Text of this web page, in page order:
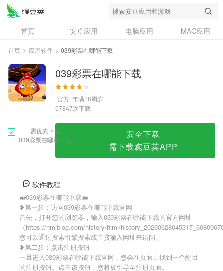
039彩票在哪能下载
首页 安卓应用 电脑应用
MAC应用
资讯
专题
问答
首页 > 应用软件 > 039彩票在哪能下载
039彩票在哪能下载
官方 年满16周岁
67847次下载
需优先下载
039彩票在哪能下载
安全下载
需下载豌豆荚APP
软件教程
🐋039彩票在哪能下载🐋
❥第一步：访问039彩票在哪能下载官网
首先，打开您的浏览器，输入039彩票在哪能下载的官方网址
（https://hmjblog.com/history/html/
您可以通过搜索引擎搜索或直接输入网址来访问。
❥第二步：点击注册按钮
一旦进入039彩票在哪能下载官网，您会在页面上找到一个醒目
的注册按钮。点击该按钮，您将被引导至注册页面。